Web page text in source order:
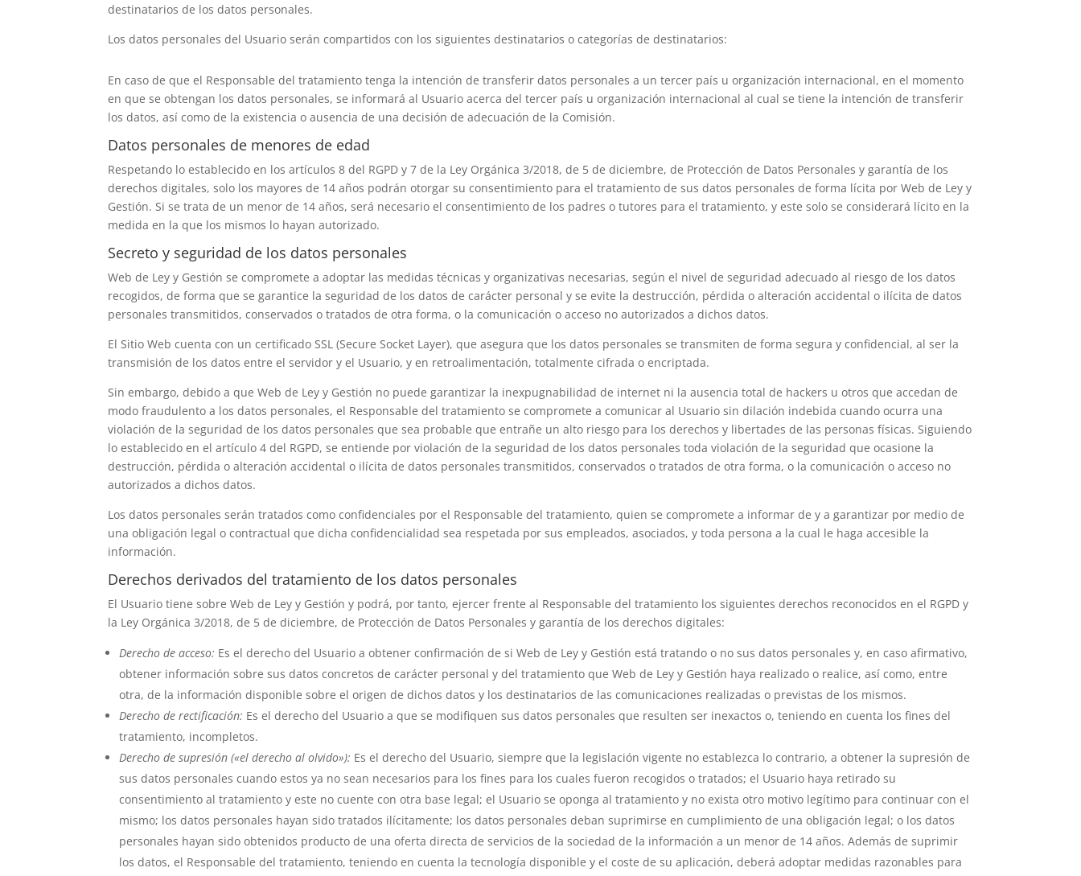
destinatarios de los datos personales.
Los datos personales del Usuario serán compartidos con los siguientes destinatarios o categorías de destinatarios:
En caso de que el Responsable del tratamiento tenga la intención de transferir datos personales a un tercer país u organización internacional, en el momento
en que se obtengan los datos personales, se informará al Usuario acerca del tercer país u organización internacional al cual se tiene la intención de transferir
los datos, así como de la existencia o ausencia de una decisión de adecuación de la Comisión.
Datos personales de menores de edad
Respetando lo establecido en los artículos 8 del RGPD y 7 de la Ley Orgánica 3/2018, de 5 de diciembre, de Protección de Datos Personales y garantía de los
derechos digitales, solo los mayores de 14 años podrán otorgar su consentimiento para el tratamiento de sus datos personales de forma lícita porWeb de Ley y
Gestión. Si se trata de un menor de 14 años, será necesario el consentimiento de los padres o tutores para el tratamiento, y este solo se considerará lícito en la
medida en la que los mismos lo hayan autorizado.
Secreto y seguridad de los datos personales
Web de Ley y Gestión se compromete a adoptar las medidas técnicas y organizativas necesarias, según el nivel de seguridad adecuado al riesgo de los datos
recogidos, de forma que se garantice la seguridad de los datos de carácter personal y se evite la destrucción, pérdida o alteración accidental o ilícita de datos
personales transmitidos, conservados o tratados de otra forma, o la comunicación o acceso no autorizados a dichos datos.
El Sitio Web cuenta con un certificado SSL (Secure Socket Layer), que asegura que los datos personales se transmiten de forma segura y confidencial, al ser la
transmisión de los datos entre el servidor y el Usuario, y en retroalimentación, totalmente cifrada o encriptada.
Sin embargo, debido a queWeb de Ley y Gestión no puede garantizar la inexpugnabilidad de internet ni la ausencia total de hackers u otros que accedan de
modo fraudulento a los datos personales, el Responsable del tratamiento se compromete a comunicar al Usuario sin dilación indebida cuando ocurra una
violación de la seguridad de los datos personales que sea probable que entrañe un alto riesgo para los derechos y libertades de las personas físicas. Siguiendo
lo establecido en el artículo 4 del RGPD, se entiende por violación de la seguridad de los datos personales toda violación de la seguridad que ocasione la
destrucción, pérdida o alteración accidental o ilícita de datos personales transmitidos, conservados o tratados de otra forma, o la comunicación o acceso no
autorizados a dichos datos.
Los datos personales serán tratados como confidenciales por el Responsable del tratamiento, quien se compromete a informar de y a garantizar por medio de
una obligación legal o contractual que dicha confidencialidad sea respetada por sus empleados, asociados, y toda persona a la cual le haga accesible la
información.
Derechos derivados del tratamiento de los datos personales
El Usuario tiene sobreWeb de Ley y Gestión y podrá, por tanto, ejercer frente al Responsable del tratamiento los siguientes derechos reconocidos en el RGPD y
la Ley Orgánica 3/2018, de 5 de diciembre, de Protección de Datos Personales y garantía de los derechos digitales:
Derecho de acceso: Es el derecho del Usuario a obtener confirmación de siWeb de Ley y Gestión está tratando o no sus datos personales y, en caso afirmativo,
obtener información sobre sus datos concretos de carácter personal y del tratamiento queWeb de Ley y Gestión haya realizado o realice, así como, entre
otra, de la información disponible sobre el origen de dichos datos y los destinatarios de las comunicaciones realizadas o previstas de los mismos.
Derecho de rectificación: Es el derecho del Usuario a que se modifiquen sus datos personales que resulten ser inexactos o, teniendo en cuenta los fines del
tratamiento, incompletos.
Derecho de supresión («el derecho al olvido»): Es el derecho del Usuario, siempre que la legislación vigente no establezca lo contrario, a obtener la supresión de
sus datos personales cuando estos ya no sean necesarios para los fines para los cuales fueron recogidos o tratados; el Usuario haya retirado su
consentimiento al tratamiento y este no cuente con otra base legal; el Usuario se oponga al tratamiento y no exista otro motivo legítimo para continuar con el
mismo; los datos personales hayan sido tratados ilícitamente; los datos personales deban suprimirse en cumplimiento de una obligación legal; o los datos
personales hayan sido obtenidos producto de una oferta directa de servicios de la sociedad de la información a un menor de 14 años. Además de suprimir
los datos, el Responsable del tratamiento, teniendo en cuenta la tecnología disponible y el coste de su aplicación, deberá adoptar medidas razonables para